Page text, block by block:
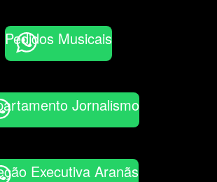
Pedidos Musicais
Jornalismo
Executiva Aranãs